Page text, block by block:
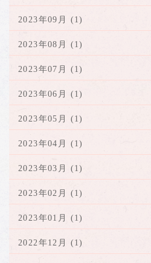
2023年09月 (1)
2023年08月 (1)
2023年07月 (1)
2023年06月 (1)
2023年05月 (1)
2023年04月 (1)
2023年03月 (1)
2023年02月 (1)
2023年01月 (1)
2022年12月 (1)